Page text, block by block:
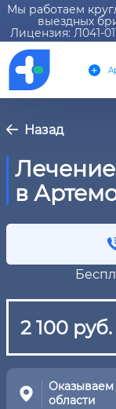
Мы работаем
выездных
Лицензия: Л041-
Назад
в
2 100 руб.
Оказываем
области